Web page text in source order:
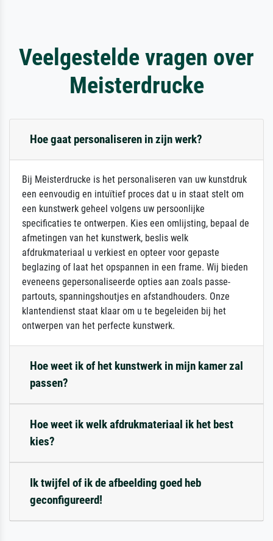
Veelgestelde vragen over
Meisterdrucke
Hoe gaat personaliseren in zijn werk?
Bij Meisterdrucke is het personaliseren van uw kunstdruk
een eenvoudig en intuïtief proces dat u in staat stelt om
een kunstwerk geheel volgens uw persoonlijke
specificaties te ontwerpen. Kies een omlijsting, bepaal de
afmetingen van het kunstwerk, beslis welk
afdrukmateriaal u verkiest en opteer voor gepaste
beglazing of laat het opspannen in een frame. Wij bieden
eveneens gepersonaliseerde opties aan zoals passe-
partouts, spanningshoutjes en afstandhouders. Onze
klantendienst staat klaar om u te begeleiden bij het
ontwerpen van het perfecte kunstwerk.
Hoe weet ik of het kunstwerk in mijn kamer zal
passen?
Hoe weet ik welk afdrukmateriaal ik het best
kies?
Ik twijfel of ik de afbeelding goed heb
geconfigureerd!